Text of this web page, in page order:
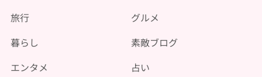
旅行
グルメ
暮らし
素敵ブログ
エンタメ
占い